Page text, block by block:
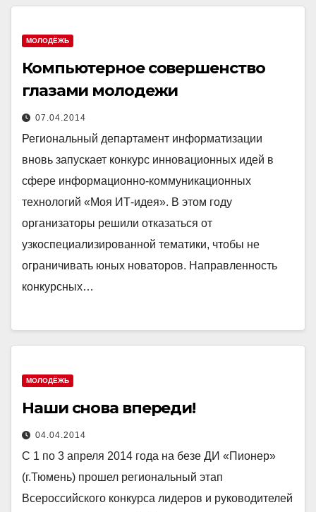
МОЛОДЁЖЬ
Компьютерное совершенство
глазами молодежи
07.04.2014
Региональный департамент информатизации
вновь запускает конкурс инновационных идей в
сфере информационно-коммуникационных
технологий «Моя ИТ-идея». В этом году
организаторы решили отказаться от
узкоспециализированной тематики, чтобы не
ограничивать юных новаторов. Направленность
конкурсных…
МОЛОДЁЖЬ
Наши снова впереди!
04.04.2014
С 1 по 3 апреля 2014 года на безе ДИ «Пионер»
(г.Тюмень) прошел региональный этап
Всероссийского конкурса лидеров и руководителей